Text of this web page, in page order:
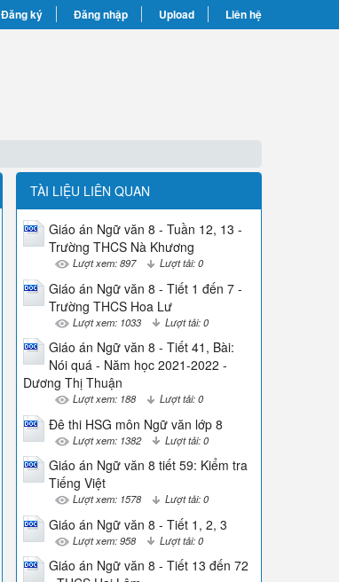
Đăng ký Đăng nhập Upload Liên hệ
TÀI LIỆU LIÊN QUAN
Giáo án Ngữ văn 8 - Tuần 12, 13 -
Trường THCS Nà Khương
Lượt xem: 897 Lượt tải: 0
Giáo án Ngữ văn 8 - Tiết 1 đến 7 -
Trường THCS Hoa Lư
Lượt xem: 1033 Lượt tải: 0
Giáo án Ngữ văn 8 - Tiết 41, Bài:
Nói quá - Năm học 2021-2022 -
Dương Thị Thuận
Lượt xem: 188 Lượt tải: 0
Đê thi HSG môn Ngữ văn lớp 8
Lượt xem: 1382 Lượt tải: 0
Giáo án Ngữ văn 8 tiết 59: Kiểm tra
Tiếng Việt
Lượt xem: 1578 Lượt tải: 0
Giáo án Ngữ văn 8 - Tiết 1, 2, 3
Lượt xem: 958 Lượt tải: 0
Giáo án Ngữ văn 8 - Tiết 13 đến 72